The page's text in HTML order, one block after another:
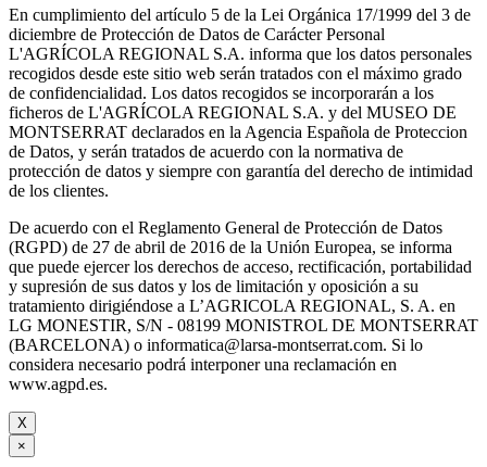
En cumplimiento del artículo 5 de la Lei Orgánica 17/1999 del 3 de
diciembre de Protección de Datos de Carácter Personal
L'AGRÍCOLA REGIONAL S.A. informa que los datos personales
recogidos desde este sitio web serán tratados con el máximo grado
de confidencialidad. Los datos recogidos se incorporarán a los
ficheros de L'AGRÍCOLA REGIONAL S.A. y del MUSEO DE
MONTSERRAT declarados en la Agencia Española de Proteccion
de Datos, y serán tratados de acuerdo con la normativa de
protección de datos y siempre con garantía del derecho de intimidad
de los clientes.
De acuerdo con el Reglamento General de Protección de Datos
(RGPD) de 27 de abril de 2016 de la Unión Europea, se informa
que puede ejercer los derechos de acceso, rectificación, portabilidad
y supresión de sus datos y los de limitación y oposición a su
tratamiento dirigiéndose a L’AGRICOLA REGIONAL, S. A. en
LG MONESTIR, S/N - 08199 MONISTROL DE MONTSERRAT
(BARCELONA) o informatica@larsa-montserrat.com. Si lo
considera necesario podrá interponer una reclamación en
www.agpd.es.
X
×